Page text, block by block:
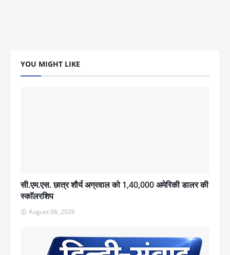
YOU MIGHT LIKE
सी.एम.एस. छात्र शौर्य अग्रवाल को 1,40,000 अमेरिकी डालर की
स्काॅलरशिप
August 06, 2026